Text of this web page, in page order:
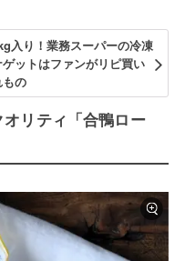
入り！業務スーパーの冷凍
ットはファンがリピ買い
の
リティ「合鴨ロー